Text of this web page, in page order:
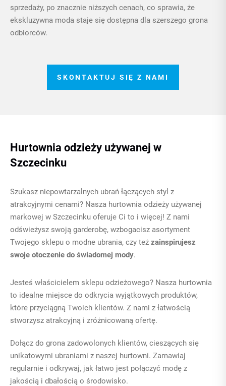
sprzedaży, po znacznie niższych cenach, co sprawia, że
ekskluzywna moda staje się dostępna dla szerszego grona
odbiorców.
SKONTAKTUJ SIĘ Z NAMI
Hurtownia odzieży używanej w
Szczecinku
Szukasz niepowtarzalnych ubrań łączących styl z
atrakcyjnymi cenami? Nasza hurtownia odzieży używanej
markowej w Szczecinku oferuje Ci to i więcej! Z nami
odświeżysz swoją garderobę, wzbogacisz asortyment
Twojego sklepu o modne ubrania, czy też zainspirujesz
swoje otoczenie do świadomej mody.
Jesteś właścicielem sklepu odzieżowego? Nasza hurtownia
to idealne miejsce do odkrycia wyjątkowych produktów,
które przyciągną Twoich klientów. Z nami z łatwością
stworzysz atrakcyjną i zróżnicowaną ofertę.
Dołącz do grona zadowolonych klientów, cieszących się
unikatowymi ubraniami z naszej hurtowni. Zamawiaj
regularnie i odkrywaj, jak łatwo jest połączyć modę z
jakością i dbałością o środowisko.